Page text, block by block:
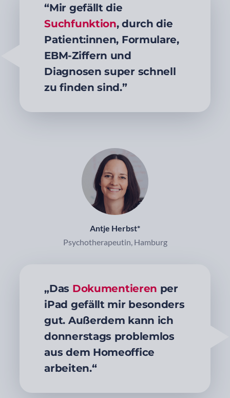
“Mir gefällt die
Suchfunktion, durch die
Patient:innen, Formulare,
EBM-Ziffern und
Diagnosen super schnell
zu finden sind.”
Antje Herbst*
Psychotherapeutin, Hamburg
„Das Dokumentieren per
iPad gefällt mir besonders
gut. Außerdem kann ich
donnerstags problemlos
aus dem Homeoffice
arbeiten.“